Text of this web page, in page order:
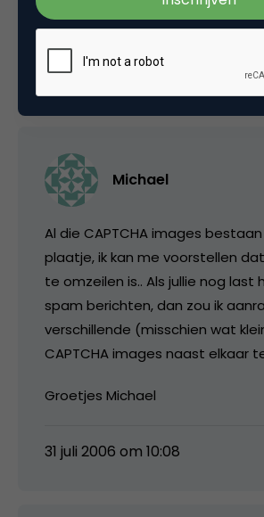
en het werkt!
31 juli 2006 om 10:05
Michael
Al die CAPTCHA images
plaatje, ik kan me voorstellen
te omzeilen is.. Als jullie nog last
spam berichten, dan zou ik
verschillende (misschien wat
CAPTCHA images naast elkaar
Groetjes Michael
31 juli 2006 om 10:08